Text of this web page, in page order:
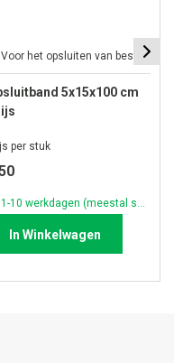
Voor het opsluiten van bestrating
5x15x100 cm
per stuk
In Winkelwagen